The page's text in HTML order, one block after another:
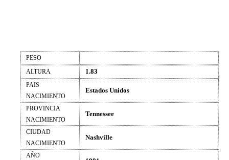
PESO
ALTURA
1.83
PAIS
NACIMIENTO
Estados Unidos
PROVINCIA
NACIMIENTO
Tennessee
CIUDAD
NACIMIENTO
Nashville
AÑO